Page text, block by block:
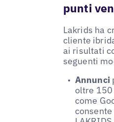
punti
Lakrids ha
cliente
ai risultati
seguenti
Annunci
oltre
come